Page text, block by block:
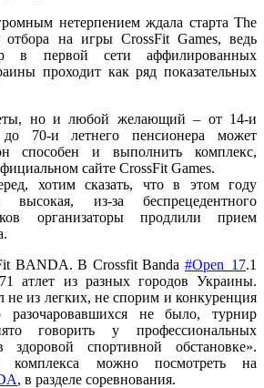
нетерпением ждала старта The
отбора на игры CrossFit Games, ведь
в первой сети аффилированных
проходит как ряд показательных
но и любой желающий – от 14-и
до 70-и летнего пенсионера может
способен и выполнить комплекс,
сайте CrossFit Games.
хотим сказать, что в этом году
высокая, из-за беспрецедентного
организаторы продлили прием
BANDA. В Crossfit Banda #Open_17.1
атлет из разных городов Украины.
из легких, не спорим и конкуренция
не было, турнир
говорить у профессиональных
спортивной обстановке».
комплекса можно посмотреть на
, в разделе соревнования.